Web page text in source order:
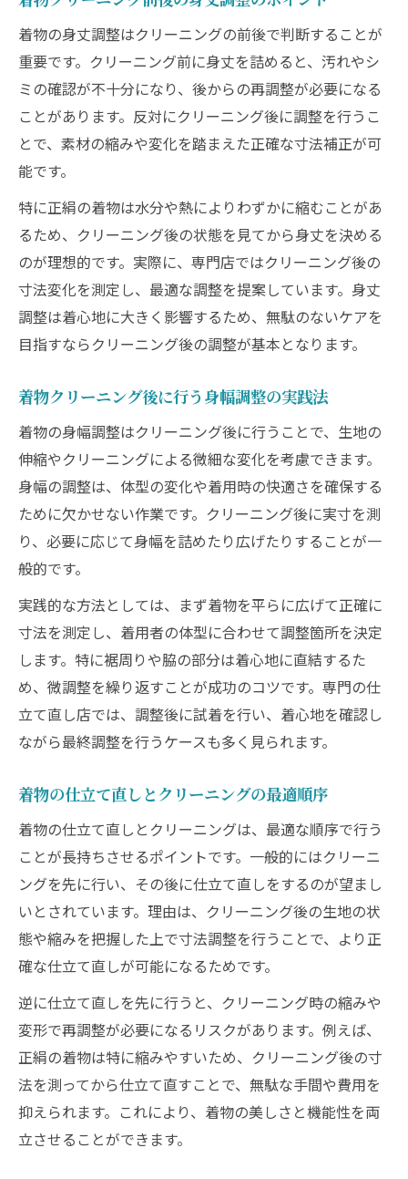
着物の身丈調整はクリーニングの前後で判断することが
重要です。クリーニング前に身丈を詰めると、汚れやシ
ミの確認が不十分になり、後からの再調整が必要になる
ことがあります。反対にクリーニング後に調整を行うこ
とで、素材の縮みや変化を踏まえた正確な寸法補正が可
能です。
特に正絹の着物は水分や熱によりわずかに縮むことがあ
るため、クリーニング後の状態を見てから身丈を決める
のが理想的です。実際に、専門店ではクリーニング後の
寸法変化を測定し、最適な調整を提案しています。身丈
調整は着心地に大きく影響するため、無駄のないケアを
目指すならクリーニング後の調整が基本となります。
着物クリーニング後に行う身幅調整の実践法
着物の身幅調整はクリーニング後に行うことで、生地の
伸縮やクリーニングによる微細な変化を考慮できます。
身幅の調整は、体型の変化や着用時の快適さを確保する
ために欠かせない作業です。クリーニング後に実寸を測
り、必要に応じて身幅を詰めたり広げたりすることが一
般的です。
実践的な方法としては、まず着物を平らに広げて正確に
寸法を測定し、着用者の体型に合わせて調整箇所を決定
します。特に裾周りや脇の部分は着心地に直結するた
め、微調整を繰り返すことが成功のコツです。専門の仕
立て直し店では、調整後に試着を行い、着心地を確認し
ながら最終調整を行うケースも多く見られます。
着物の仕立て直しとクリーニングの最適順序
着物の仕立て直しとクリーニングは、最適な順序で行う
ことが長持ちさせるポイントです。一般的にはクリーニ
ングを先に行い、その後に仕立て直しをするのが望まし
いとされています。理由は、クリーニング後の生地の状
態や縮みを把握した上で寸法調整を行うことで、より正
確な仕立て直しが可能になるためです。
逆に仕立て直しを先に行うと、クリーニング時の縮みや
変形で再調整が必要になるリスクがあります。例えば、
正絹の着物は特に縮みやすいため、クリーニング後の寸
法を測ってから仕立て直すことで、無駄な手間や費用を
抑えられます。これにより、着物の美しさと機能性を両
立させることができます。